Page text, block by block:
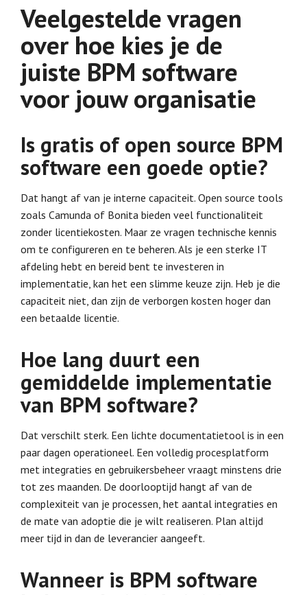
Veelgestelde vragen
over hoe kies je de
juiste BPM software
voor jouw organisatie
Is gratis of open source BPM
software een goede optie?
Dat hangt af van je interne capaciteit. Open source tools
zoals Camunda of Bonita bieden veel functionaliteit
zonder licentiekosten. Maar ze vragen technische kennis
om te configureren en te beheren. Als je een sterke IT
afdeling hebt en bereid bent te investeren in
implementatie, kan het een slimme keuze zijn. Heb je die
capaciteit niet, dan zijn de verborgen kosten hoger dan
een betaalde licentie.
Hoe lang duurt een
gemiddelde implementatie
van BPM software?
Dat verschilt sterk. Een lichte documentatietool is in een
paar dagen operationeel. Een volledig procesplatform
met integraties en gebruikersbeheer vraagt minstens drie
tot zes maanden. De doorlooptijd hangt af van de
complexiteit van je processen, het aantal integraties en
de mate van adoptie die je wilt realiseren. Plan altijd
meer tijd in dan de leverancier aangeeft.
Wanneer is BPM software